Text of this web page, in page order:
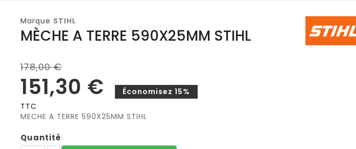
Marque STIHL
MÈCHE A TERRE 590X25MM STIHL
178,00 €
151,30 €
Économisez 15%
TTC
MECHE A TERRE 590X25MM STIHL
Quantité